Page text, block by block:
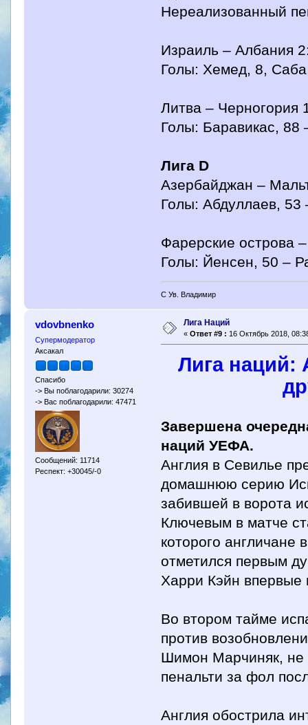
Нереализованный
Израиль – Албания
Голы: Хемед, 8,
Литва – Черногория
Голы: Баравикас, 88
Лига D
Азербайджан –
Голы: Абдуллаев, 53
Фарерские острова
Голы: Йенсен, 50 –
С Ув. Владимир
vdovbnenko
Супермодератор
Аксакал
Спасибо
-> Вы поблагодарили: 30274
-> Вас поблагодарили: 47471
Сообщений: 11714
Респект: +30045/-0
Лига Наций
« Ответ #9 : 16 Октябрь 2018,
Лига наций:
Завершена
наций УЕФА.
Англия в Севилье
домашнюю серию
забившей в ворота
Ключевым в матче
которого англичане
отметился первым
Харри Кэйн впервые
Во втором тайме
против
Шимон Марчиняк, не
пенальти за фол
Англия обострила